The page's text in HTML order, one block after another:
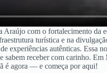
com o fortalecimento
turística e na
autênticas. Essa
sabem receber com carinho.
é agora — e começa por aqui!